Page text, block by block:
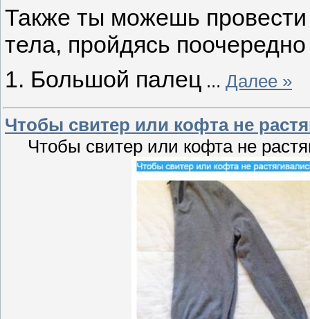
Также ты можешь
тела, пройдясь
1. Большой палец ... Далее »
Чтобы свитер или кофта не
Чтобы свитер или кофта не